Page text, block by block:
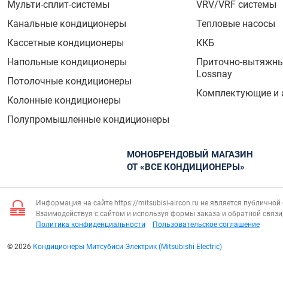
Мульти-сплит-системы
Канальные кондиционеры
Кассетные кондиционеры
Напольные кондиционеры
Потолочные кондиционеры
Колонные кондиционеры
Полупромышленные кондиционеры
VRV/VRF системы
Тепловые насосы
ККБ
Приточно-
Lossnay
Комплектующие и
МОНОБРЕНДОВЫЙ МАГАЗИН
ОТ «ВСЕ КОНДИЦИОНЕРЫ»
Информация на сайте https://mitsubisi-aircon.ru не является
Взаимодействуя с сайтом и используя формы заказа и обратной
Политика конфиденциальности
Пользовательское соглашение
© 2026 Кондиционеры Митсубиси Электрик (Mitsubishi Electric)